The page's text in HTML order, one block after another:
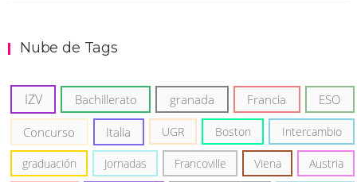
Nube de Tags
IZV Bachillerato granada Francia ESO
Concurso Italia UGR Boston Intercambio
graduación Jornadas Francoville Viena Austria